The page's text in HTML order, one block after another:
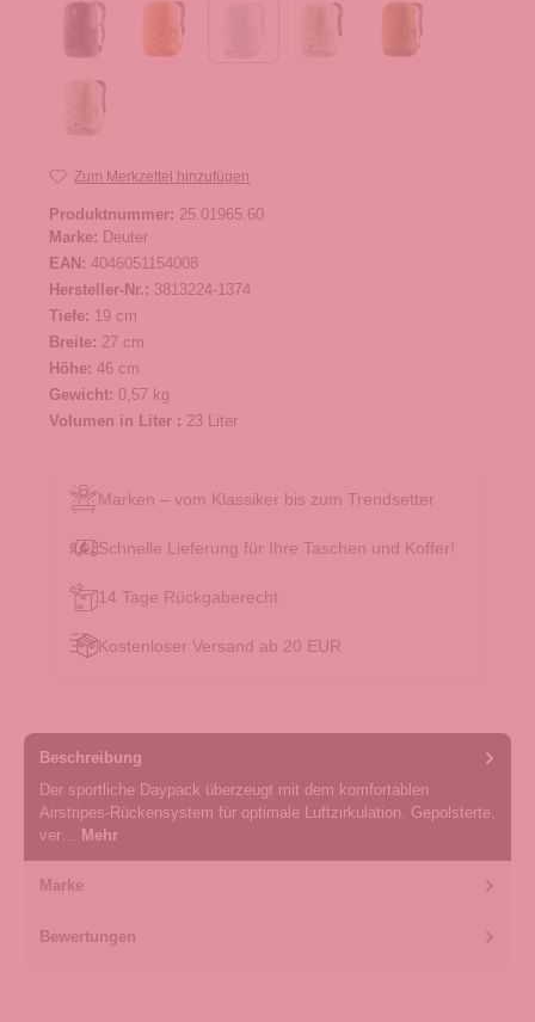
Zum Merkzettel hinzufügen
Produktnummer: 25.01965.60
Marke: Deuter
EAN: 4046051154008
Hersteller-Nr.: 3813224-1374
Tiefe: 19 cm
Breite: 27 cm
Höhe: 46 cm
Gewicht: 0,57 kg
Volumen in Liter : 23 Liter
Marken – vom Klassiker bis zum Trendsetter
Schnelle Lieferung für Ihre Taschen und Koffer!
14 Tage Rückgaberecht
Kostenloser Versand ab 20 EUR
Beschreibung
Der sportliche Daypack überzeugt mit dem komfortablen
Airstripes-Rückensystem für optimale Luftzirkulation. Gepolsterte,
ver… Mehr
Marke
Bewertungen